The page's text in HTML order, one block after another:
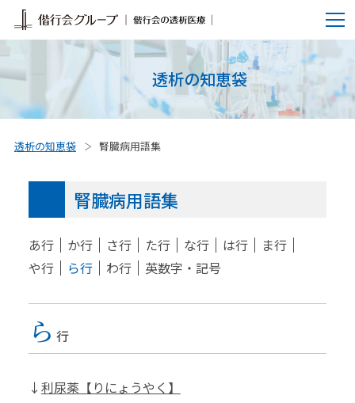
透析の知恵袋
透析の知恵袋 腎臓病用語集
腎臓病用語集
あ行 か行 さ行 た行 な行 は行
ま行
や行
ら行 わ行 英数字・記号
ら 行
利尿薬【りにょうやく】